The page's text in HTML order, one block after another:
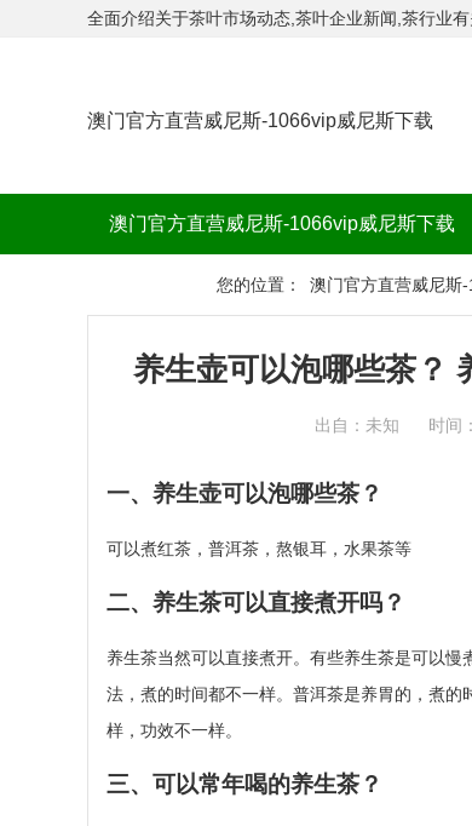
全面介绍关于茶叶市场动态,茶叶企业新闻,茶行业
澳门官方直营威尼斯-1066vip威尼斯下载
澳门官方直营威尼斯-1066vip威尼斯下载
您的位置： 澳门官方直营威尼斯
养生壶可以泡哪些茶？
出自：未知 时间
一、养生壶可以泡哪些茶？
可以煮红茶，普洱茶，熬银耳，水果茶等
二、养生茶可以直接煮开吗？
养生茶当然可以直接煮开。有些养生茶是可以
法，煮的时间都不一样。普洱茶是养胃的，煮
样，功效不一样。
三、可以常年喝的养生茶？